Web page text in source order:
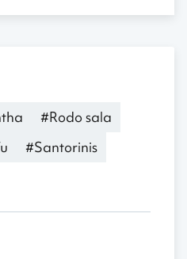
#Rodo sala
#Santorinis